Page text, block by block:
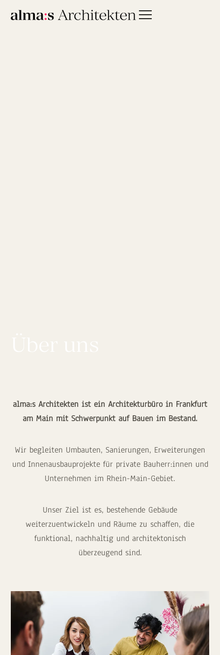
alma:s Architekten ist ein Architekturbüro in Frankfurt
am Main mit Schwerpunkt auf Bauen im Bestand.
Wir begleiten Umbauten, Sanierungen, Erweiterungen
und Innenausbauprojekte für private Bauherr:innen und
Unternehmen im Rhein-Main-Gebiet.
Unser Ziel ist es, bestehende Gebäude
weiterzuentwickeln und Räume zu schaffen, die
funktional, nachhaltig und architektonisch
überzeugend sind.